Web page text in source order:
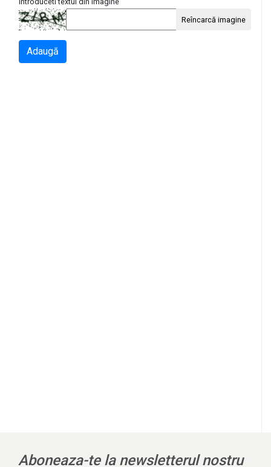
Reîncarcă imagine
Adaugă
Aboneaza-te la newsletterul nostru